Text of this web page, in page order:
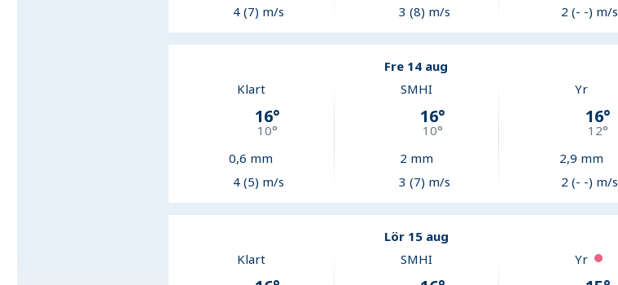
4 (7) m/s
3 (8) m/s
2 (- -) m/s
Fre 14 aug
Klart
16°
10°
0,6 mm
4 (5) m/s
SMHI
16°
10°
2 mm
3 (7) m/s
Yr
16°
12°
2,9 mm
2 (- -) m/s
Lör 15 aug
Klart
SMHI Yr